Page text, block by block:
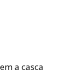
a casca